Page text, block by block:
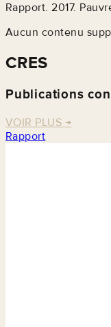
Rapport. 2017.
Aucun contenu
CRES
Publications
VOIR PLUS →
Rapport